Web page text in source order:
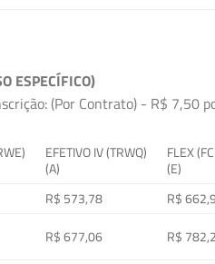
ESPECÍFICO)
(Por Contrato) - R$ 7,50
EFETIVO IV (TRWQ)
(A)
FLEX
(E)
R$ 573,78 R$
R$ 677,06 R$